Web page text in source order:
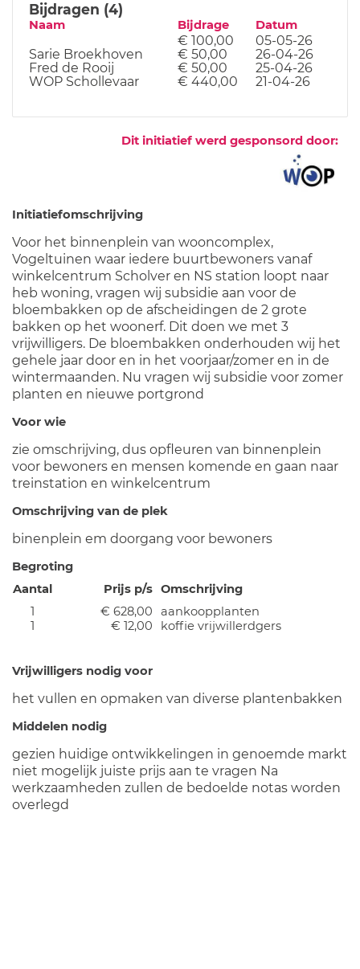
Bijdragen (4)
Naam Bijdrage Datum
€ 100,00
05-05-26
Sarie Broekhoven
€ 50,00
26-04-26
Fred de Rooij
€ 50,00
25-04-26
WOP Schollevaar
€ 440,00 21-04-26
Dit initiatief werd gesponsord door:
Initiatiefomschrijving
Voor het binnenplein van wooncomplex,
Vogeltuinen waar iedere buurtbewoners vanaf
winkelcentrum Scholver en NS station loopt naar
heb woning, vragen wij subsidie aan voor de
bloembakken op de afscheidingen de 2 grote
bakken op het woonerf. Dit doen we met 3
vrijwilligers. De bloembakken onderhouden wij het
gehele jaar door en in het voorjaar/zomer en in de
wintermaanden. Nu vragen wij subsidie voor zomer
planten en nieuwe portgrond
Voor wie
zie omschrijving, dus opfleuren van binnenplein
voor bewoners en mensen komende en gaan naar
treinstation en winkelcentrum
Omschrijving van de plek
binenplein em doorgang voor bewoners
Begroting
Aantal
Prijs p/s Omschrijving
1
€ 628,00
aankoopplanten
1
€ 12,00 koffie vrijwillerdgers
Vrijwilligers nodig voor
het vullen en opmaken van diverse plantenbakken
Middelen nodig
gezien huidige ontwikkelingen in genoemde markt
niet mogelijk juiste prijs aan te vragen Na
werkzaamheden zullen de bedoelde notas worden
overlegd